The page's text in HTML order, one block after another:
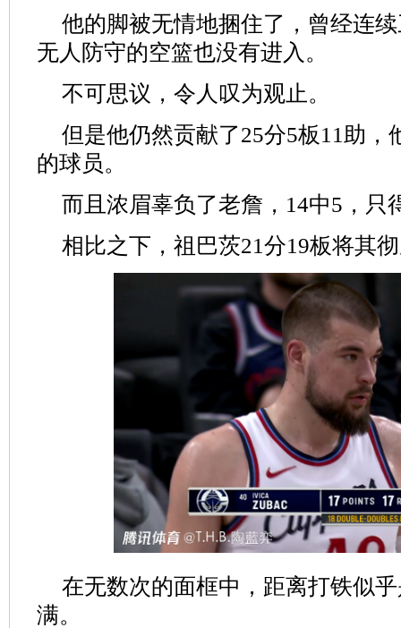
他的脚被无情地捆住了，曾经连
无人防守的空篮也没有进入。
不可思议，令人叹为观止。
但是他仍然贡献了25分5板11助，
的球员。
而且浓眉辜负了老詹，14中5，只
相比之下，祖巴茨21分19板将其
在无数次的面框中，距离打铁似
满。